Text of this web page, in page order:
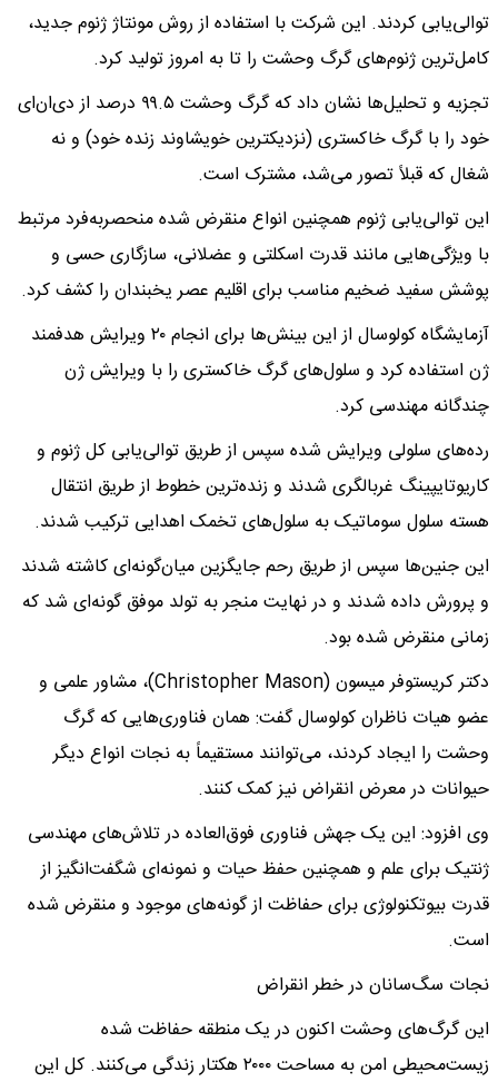
توالی‌یابی کردند. این شرکت با استفاده از روش مونتاژ ژنوم جدید،
کامل‌ترین ژنوم‌های گرگ وحشت را تا به امروز تولید کرد.
تجزیه و تحلیل‌ها نشان داد که گرگ وحشت ۹۹.۵ درصد از دی‌ان‌ای
خود را با گرگ خاکستری (نزدیکترین خویشاوند زنده خود) و نه
شغال که قبلاً تصور می‌شد، مشترک است.
این توالی‌یابی ژنوم همچنین انواع منقرض شده منحصر‌به‌فرد مرتبط
با ویژگی‌هایی مانند قدرت اسکلتی و عضلانی، سازگاری حسی و
پوشش سفید ضخیم مناسب برای اقلیم عصر یخبندان را کشف کرد.
آزمایشگاه کولوسال از این بینش‌ها برای انجام ۲۰ ویرایش هدفمند
ژن استفاده کرد و سلول‌های گرگ خاکستری را با ویرایش ژن
چندگانه مهندسی کرد.
رده‌های سلولی ویرایش شده سپس از طریق توالی‌یابی کل ژنوم و
کاریوتایپینگ غربالگری شدند و زنده‌ترین خطوط از طریق انتقال
هسته سلول سوماتیک به سلول‌های تخمک اهدایی ترکیب شدند.
این جنین‌ها سپس از طریق رحم جایگزین میان‌گونه‌ای کاشته شدند
و پرورش داده شدند و در نهایت منجر به تولد موفق گونه‌ای شد که
زمانی منقرض شده بود.
دکتر کریستوفر میسون (Christopher Mason)، مشاور علمی و
عضو هیات ناظران کولوسال گفت: همان فناوری‌هایی که گرگ
وحشت را ایجاد کردند، می‌توانند مستقیماً به نجات انواع دیگر
حیوانات در معرض انقراض نیز کمک کنند.
وی افزود: این یک جهش فناوری فوق‌العاده در تلاش‌های مهندسی
ژنتیک برای علم و همچنین حفظ حیات و نمونه‌ای شگفت‌انگیز از
قدرت بیوتکنولوژی برای حفاظت از گونه‌های موجود و منقرض شده
است.
نجات سگ‌سانان در خطر انقراض
این گرگ‌های وحشت اکنون در یک منطقه حفاظت شده
زیست‌محیطی امن به مساحت ۲۰۰۰ هکتار زندگی می‌کنند. کل این